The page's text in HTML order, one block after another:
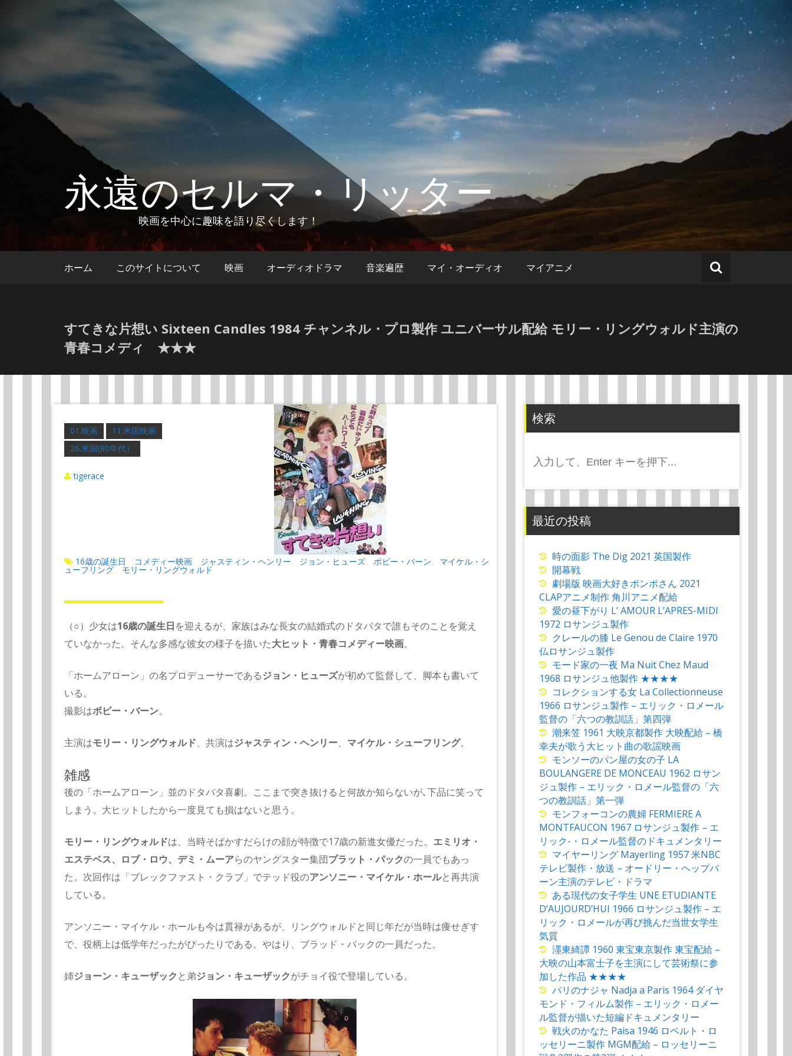
キ
永遠のセルマ・リッター
映画を中心に趣味を語り尽くします！
ホーム このサイトについて 映画 オーディオドラマ 音楽遍歴 マイ・オーディオ マイアニメ
すてきな片想い Sixteen Candles 1984 チャンネル・プロ製作 ユニバーサル配給 モリー・リングウォルド主演の
青春コメディ ★★★
01.映画
11.米国映画
26.米国(80年代）
tigerace
16歳の誕生日 コメディー映画 ジャスティン・ヘンリー ジョン・ヒューズ ボビー・バーン マイケル・シ
ューフリング モリー・リングウォルド
（○）少女は16歳の誕生日を迎えるが、家族はみな長女の結婚式のドタバタで誰もそのことを覚え
ていなかった。そんな多感な彼女の様子を描いた大ヒット・ 青春コメディー映画。
「ホームアローン」の名プロデューサーであるジョン・ヒューズが初めて監督して、脚本も書いて
いる。
撮影はボビー・バーン。
主演はモリー・リングウォルド、共演はジャスティン・ヘンリー、 マイケル・シューフリング。
雑感
後の「ホームアローン」並のドタバタ喜劇。ここまで突き抜けると何故か知らないが､下品に笑って
しまう。大ヒットしたから一度見ても損はないと思う。
モリー・リングウォルドは、当時そばかすだらけの顔が特徴で17歳の新進女優だった。 エミリオ・
エステベス、ロブ・ロウ、デミ・ムーアらのヤングスター集団プラット・パックの一員でもあっ
た。次回作は「ブレックファスト・クラブ」でテッド役のアンソニー・マイケル・ホールと再共演
している。
アンソニー・マイケル・ホールも今は貫禄があるが、リングウォルドと同じ年だが当時は痩せぎす
で、役柄上は低学年だったがぴったりである。やはり、ブラッド・パックの一員だった。
姉ジョーン・キューザック と弟ジョン・キューザックがチョイ役で登場している。
検索
索:
最近の投稿
時の面影 The Dig 2021 英国製作
開幕戦
劇場版 映画大好きポンポさん 2021
CLAPアニメ制作 角川アニメ配給
愛の昼下がり L’ AMOUR L’APRES-MIDI
1972 ロサンジュ製作
クレールの膝 Le Genou de Claire 1970
仏ロサンジュ製作
モード家の一夜 Ma Nuit Chez Maud
1968 ロサンジュ他製作 ★★★★
コレクションする女 La Collectionneuse
1966 ロサンジュ製作 – エリック・ロメール
監督の「六つの教訓話」第四弾
潮来笠 1961 大映京都製作 大映配給 – 橋
幸夫が歌う大ヒット曲の歌謡映画
モンソーのパン屋の女の子 LA
BOULANGERE DE MONCEAU 1962 ロサン
ジュ製作 – エリック・ロメール監督の「六
つの教訓話」第一弾
モンフォーコンの農婦 FERMIERE A
MONTFAUCON 1967 ロサンジュ製作 – エ
リック-・ロメール監督のドキュメンタリー
マイヤーリング Mayerling 1957 米NBC
テレビ製作・放送 – オードリー・ヘップバ
ーン主演のテレビ・ドラマ
ある現代の女子学生 UNE ETUDIANTE
D’AUJOURD’HUI 1966 ロサンジュ製作 – エ
リック・ロメールが再び挑んだ当世女学生
気質
濹東綺譚 1960 東宝東京製作 東宝配給 –
大映の山本富士子を主演にして芸術祭に参
加した作品 ★★★★
パリのナジャ Nadja a Paris 1964 ダイヤ
モンド・フィルム製作 – エリック・ロメー
ル監督が描いた短編ドキュメンタリー
戦火のかなた Paisa 1946 ロベルト・ロ
ッセリーニ製作 MGM配給 – ロッセリーニ